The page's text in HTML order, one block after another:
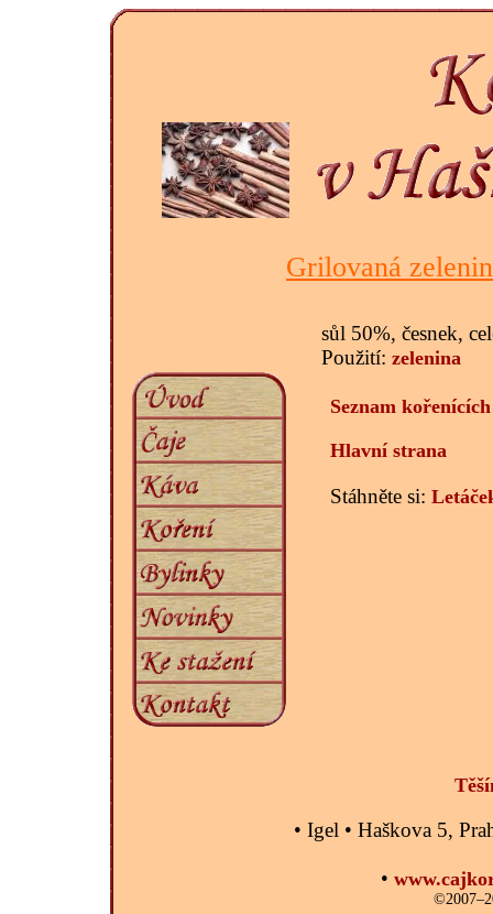
Grilovaná
sůl 50%, česnek,
Použití: zelenina
Seznam
Hlavní strana
Stáhněte si:
• Igel • Haškova 5,
•